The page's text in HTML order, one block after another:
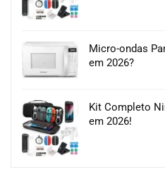
Micro-ondas
em 2026?
Kit Completo
em 2026!